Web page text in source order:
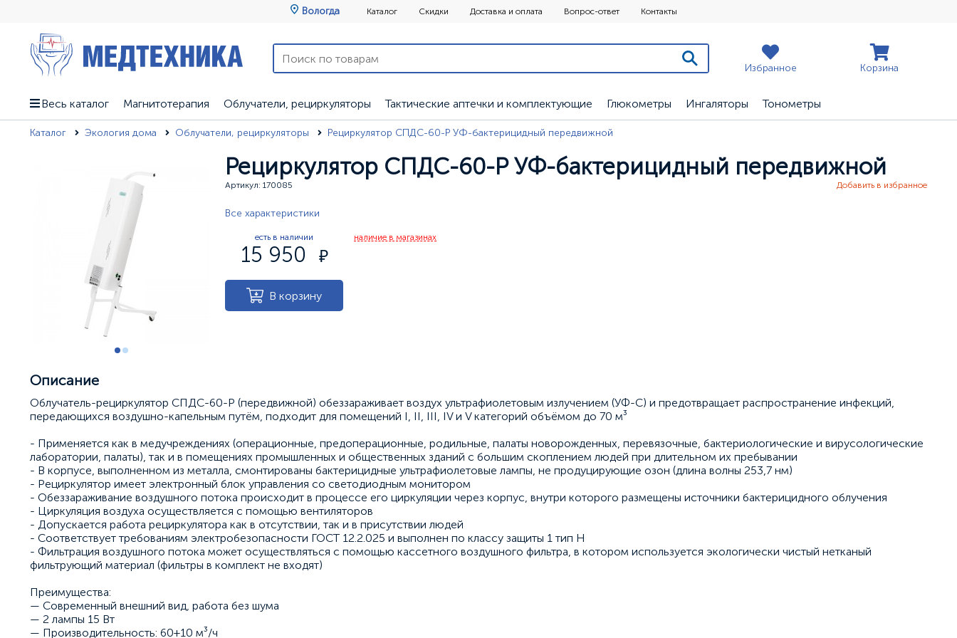
Вологда Каталог Скидки Доставка и оплата Вопрос-ответ Контакты
Избранное Корзина
Весь каталог Магнитотерапия Облучатели, рециркуляторы Тактические аптечки и комплектующие Глюкометры Ингаляторы Тонометры
Каталог Экология дома Облучатели, рециркуляторы Рециркулятор СПДС-60-Р УФ-бактерицидный передвижной
Рециркулятор СПДС-60-Р УФ-бактерицидный передвижной
Артикул: 170085 Добавить в избранное
Все характеристики
есть в наличии
15 950
В корзину
наличие в магазинах
Описание
Облучатель-рециркулятор СПДС-60-Р (передвижной) обеззараживает воздух ультрафиолетовым излучением (УФ-С) и предотвращает распространение инфекций,
передающихся воздушно-капельным путём, подходит для помещений I, II, III, IV и V категорий объёмом до 70 м³
- Применяется как в медучреждениях (операционные, предоперационные, родильные, палаты новорожденных, перевязочные, бактериологические и вирусологические
лаборатории, палаты), так и в помещениях промышленных и общественных зданий с большим скоплением людей при длительном их пребывании
- В корпусе, выполненном из металла, смонтированы бактерицидные ультрафиолетовые лампы, не продуцирующие озон (длина волны 253,7 нм)
- Рециркулятор имеет электронный блок управления со светодиодным монитором
- Обеззараживание воздушного потока происходит в процессе его циркуляции через корпус, внутри которого размещены источники бактерицидного облучения
- Циркуляция воздуха осуществляется с помощью вентиляторов
- Допускается работа рециркулятора как в отсутствии, так и в присутствии людей
- Соответствует требованиям электробезопасности ГОСТ 12.2.025 и выполнен по классу защиты 1 тип Н
- Фильтрация воздушного потока может осуществляться с помощью кассетного воздушного фильтра, в котором используется экологически чистый нетканый
фильтрующий материал (фильтры в комплект не входят)
Преимущества:
— Современный внешний вид, работа без шума
— 2 лампы 15 Вт
— Производительность: 60±10 м³/ч